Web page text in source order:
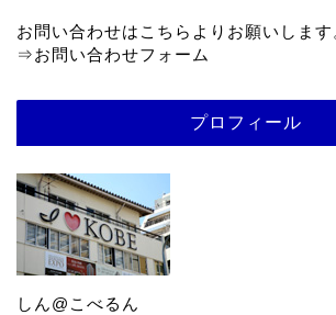
お問い合わせはこちらよりお願いします
⇒お問い合わせフォーム
プロフィール
しん@こべるん